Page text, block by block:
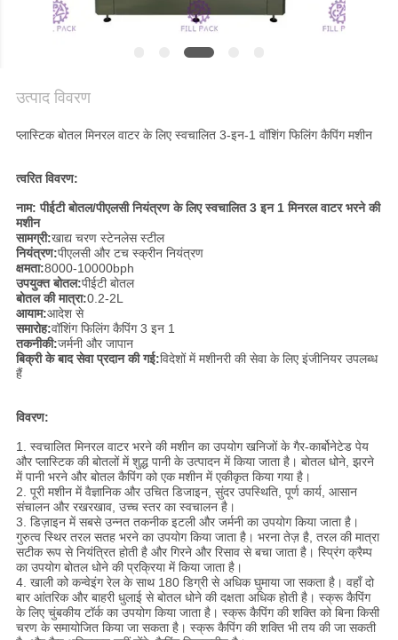
उत्पाद विवरण
प्लास्टिक बोतल मिनरल वाटर के लिए स्वचालित 3-इन-1 वॉशिंग फिलिंग कैपिंग मशीन
त्वरित विवरण:
नाम: पीईटी बोतल/पीएलसी नियंत्रण के लिए स्वचालित 3 इन 1 मिनरल वाटर भरने की
मशीन
सामग्री:खाद्य चरण स्टेनलेस स्टील
नियंत्रण:पीएलसी और टच स्क्रीन नियंत्रण
क्षमता:8000-10000bph
उपयुक्त बोतल:पीईटी बोतल
बोतल की मात्रा:0.2-2L
आयाम:आदेश से
समारोह:वॉशिंग फिलिंग कैपिंग 3 इन 1
तकनीकी:जर्मनी और जापान
बिक्री के बाद सेवा प्रदान की गई:विदेशों में मशीनरी की सेवा के लिए इंजीनियर उपलब्ध
हैं
विवरण:
1. स्वचालित मिनरल वाटर भरने की मशीन का उपयोग खनिजों के गैर-कार्बोनेटेड पेय
और प्लास्टिक की बोतलों में शुद्ध पानी के उत्पादन में किया जाता है। बोतल धोने, झरने
में पानी भरने और बोतल कैपिंग को एक मशीन में एकीकृत किया गया है।
2. पूरी मशीन में वैज्ञानिक और उचित डिजाइन, सुंदर उपस्थिति, पूर्ण कार्य, आसान
संचालन और रखरखाव, उच्च स्तर का स्वचालन है।
3. डिज़ाइन में सबसे उन्नत तकनीक इटली और जर्मनी का उपयोग किया जाता है।
गुरुत्व स्थिर तरल सतह भरने का उपयोग किया जाता है। भरना तेज़ है, तरल की मात्रा
सटीक रूप से नियंत्रित होती है और गिरने और रिसाव से बचा जाता है। स्प्रिंग क्रैम्प
का उपयोग बोतल धोने की प्रक्रिया में किया जाता है।
4. खाली को कन्वेइंग रेल के साथ 180 डिग्री से अधिक घुमाया जा सकता है। वहाँ दो
बार आंतरिक और बाहरी धुलाई से बोतल धोने की दक्षता अधिक होती है। स्क्रू कैपिंग
के लिए चुंबकीय टॉर्क का उपयोग किया जाता है। स्क्रू कैपिंग की शक्ति को बिना किसी
चरण के समायोजित किया जा सकता है। स्क्रू कैपिंग की शक्ति भी तय की जा सकती